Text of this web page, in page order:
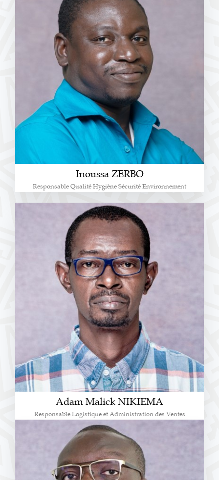
Inoussa ZERBO
Responsable Qualité Hygiène Sécurité Environnement
Adam Malick NIKIEMA
Responsable Logistique et Administration des Ventes